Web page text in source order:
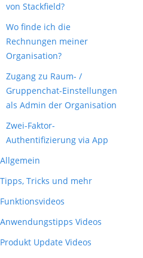
von Stackfield?
Wo finde ich die
Rechnungen meiner
Organisation?
Zugang zu Raum- /
Gruppenchat-Einstellungen
als Admin der Organisation
Zwei-Faktor-
Authentifizierung via App
Allgemein
Tipps, Tricks und mehr
Funktionsvideos
Anwendungstipps Videos
Produkt Update Videos